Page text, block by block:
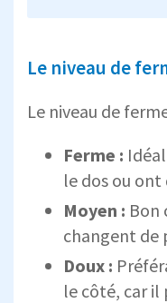
Le niveau de
Le niveau de
Ferme :
le dos ou ont
Moyen : Bon
changent de
Doux :
le côté, car il